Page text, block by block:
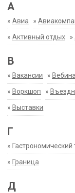
А
» Авиа »
» Активный отдых »
В
» Вакансии »
» Воркшоп »
» Выставки
Г
» Гастрономический
» Граница
Д